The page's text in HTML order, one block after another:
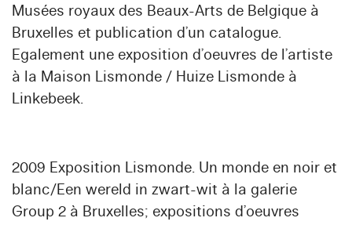
Musées royaux des Beaux-Arts de Belgique à
Bruxelles et publication d’un catalogue.
Egalement une exposition d’oeuvres de l’artiste
à la Maison Lismonde / Huize Lismonde à
Linkebeek.
2009 Exposition Lismonde. Un monde en noir et
blanc/Een wereld in zwart-wit à la galerie
Group 2 à Bruxelles; expositions d’oeuvres